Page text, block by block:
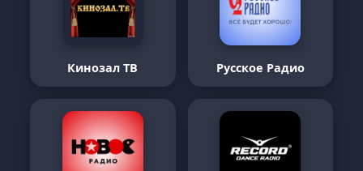
Кинозал ТВ Русское Радио